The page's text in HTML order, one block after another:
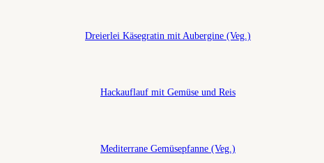
Dreierlei Käsegratin mit Aubergine (Veg.)
Hackauflauf mit Gemüse und Reis
Mediterrane Gemüsepfanne (Veg.)